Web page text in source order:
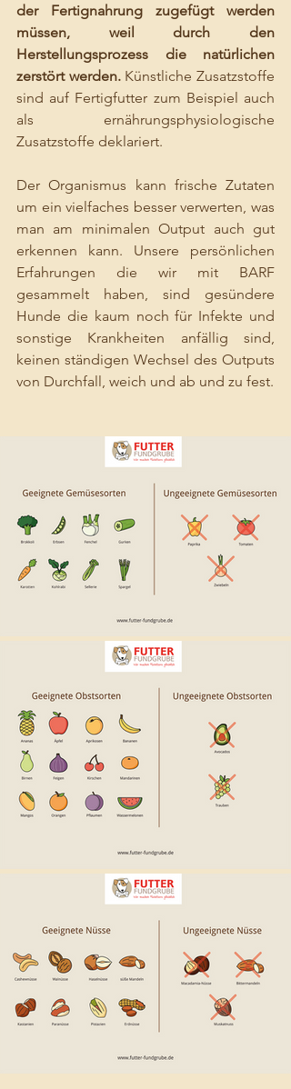
der Fertignahrung zugefügt werden
müssen, weil durch den
Herstellungsprozess die natürlichen
zerstört werden. Künstliche Zusatzstoffe
sind auf Fertigfutter zum Beispiel auch
als ernährungsphysiologische
Zusatzstoffe deklariert.
Der Organismus kann frische Zutaten
um ein vielfaches besser verwerten, was
man am minimalen Output auch gut
erkennen kann. Unsere persönlichen
Erfahrungen die wir mit BARF
gesammelt haben, sind gesündere
Hunde die kaum noch für Infekte und
sonstige Krankheiten anfällig sind,
keinen ständigen Wechsel des Outputs